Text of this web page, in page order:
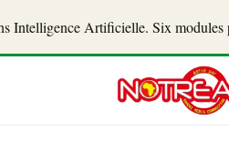
Intelligence Artificielle. Six modules